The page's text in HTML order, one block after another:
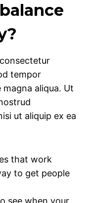
tempor
aliqua. Ut
ut aliquip ex ea
that work
to get people
see when your